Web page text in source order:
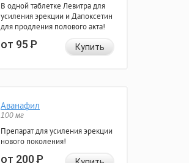
В одной таблетке Левитра для
усиления эрекции и Дапоксетин
для продления полового акта!
от 95Р Купить
Аванафил
100 мг
Препарат для усиления эрекции
нового поколения!
от 200Р